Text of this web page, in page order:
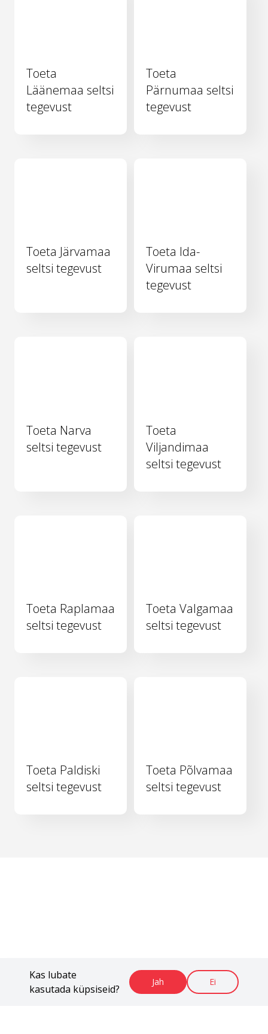
Kas lubate
kasutada küpsiseid?
Jah Ei
Toeta
Läänemaa seltsi
tegevust
Toeta
Pärnumaa seltsi
tegevust
Toeta Järvamaa
seltsi tegevust
Toeta Ida-
Virumaa seltsi
tegevust
Toeta Narva
seltsi tegevust
Toeta
Viljandimaa
seltsi tegevust
Toeta Raplamaa
seltsi tegevust
Toeta Valgamaa
seltsi tegevust
Toeta Paldiski
seltsi tegevust
Toeta Põlvamaa
seltsi tegevust